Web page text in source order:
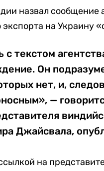
назвал сообщение
на Украину
текстом
Он
нет, и,
—
Джайсвала,
на